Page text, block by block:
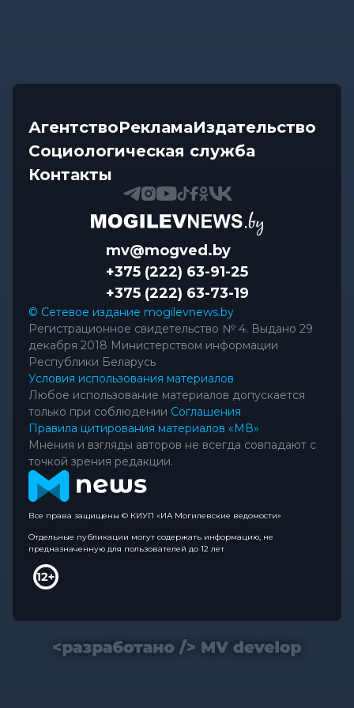
АгентствоРекламаИздательство
Социологическая служба
Контакты
mv@mogved.by
+375 (222) 63-91-25
+375 (222) 63-73-19
© Сетевое издание mogilevnews.by
Регистрационное свидетельство № 4. Выдано 29
декабря 2018 Министерством информации
Республики Беларусь
Условия использования материалов
Любое использование материалов допускается
только при соблюдении Соглашения
Правила цитирования материалов «МВ»
Мнения и взгляды авторов не всегда совпадают с
точкой зрения редакции.
Все права защищены © КИУП «ИА Могилевские ведомости»
Отдельные публикации могут содержать информацию, не
предназначенную для пользователей до 12 лет